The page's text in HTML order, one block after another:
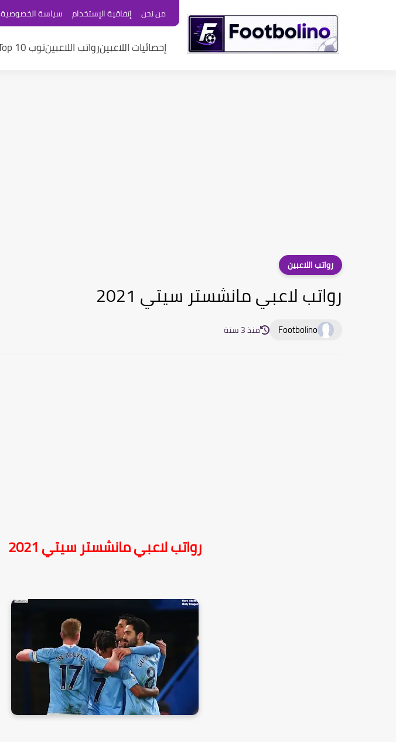
من نحن إتفاقية الإستخدام سياسة الخصوصية
إحصائيات اللاعبينرواتب اللاعبينتوب 10 Top
رواتب اللاعبين
رواتب لاعبي مانشستر سيتي 2021
Footbolino منذ 3 سنة
رواتب لاعبي مانشستر سيتي 2021